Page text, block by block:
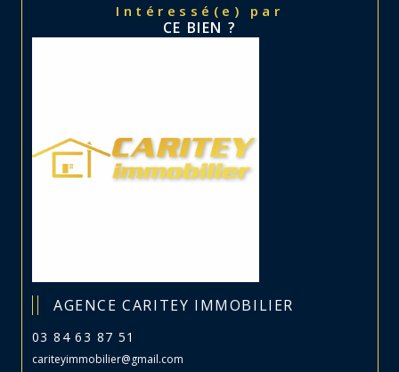
Intéressé(e) par
CE BIEN ?
AGENCE CARITEY IMMOBILIER
03 84 63 87 51
cariteyimmobilier@gmail.com